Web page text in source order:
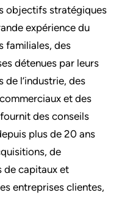
objectifs stratégiques
expérience du
familiales, des
détenues par leurs
de l’industrie, des
et des
des conseils
plus de 20 ans
de
de capitaux et
entreprises clientes,